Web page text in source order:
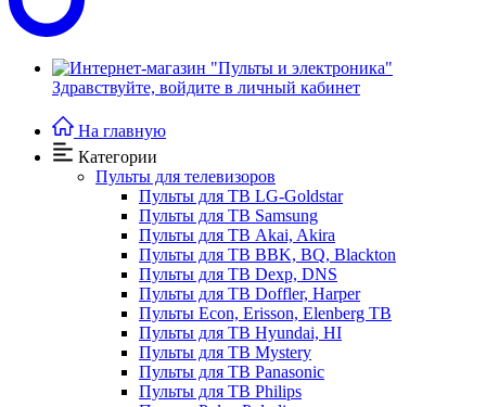
Здравствуйте, войдите в личный кабинет
На главную
Категории
Пульты для телевизоров
Пульты для ТВ LG-Goldstar
Пульты для ТВ Samsung
Пульты для ТВ Akai, Akira
Пульты для ТВ BBK, BQ, Blackton
Пульты для ТВ Dexp, DNS
Пульты для ТВ Doffler, Harper
Пульты Econ, Erisson, Elenberg ТВ
Пульты для ТВ Hyundai, HI
Пульты для ТВ Mystery
Пульты для ТВ Panasonic
Пульты для ТВ Philips